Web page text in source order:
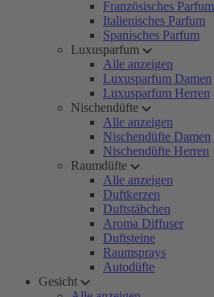
Französisches Parfum
Italienisches Parfum
Spanisches Parfum
Luxusparfum
Alle anzeigen
Luxusparfum Damen
Luxusparfum Herren
Nischendüfte
Alle anzeigen
Nischendüfte Damen
Nischendüfte Herren
Raumdüfte
Alle anzeigen
Duftkerzen
Duftstäbchen
Aroma Diffuser
Duftsteine
Raumsprays
Autodüfte
Gesicht